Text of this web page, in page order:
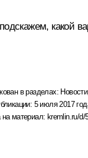
какой
в разделах: Новости,
5 июля 2017
материал: kremlin.ru/d/